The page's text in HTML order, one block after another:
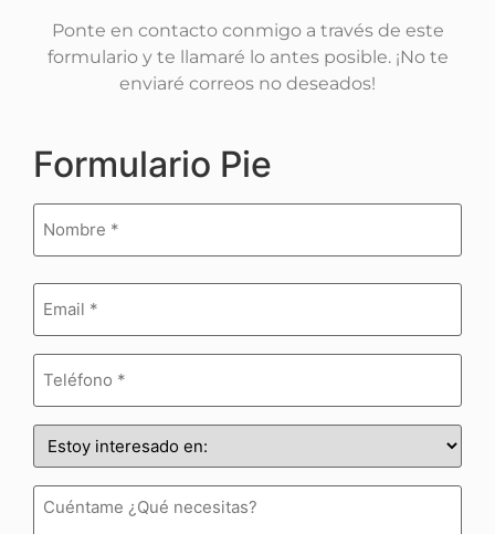
Ponte en contacto conmigo a través de este
formulario y te llamaré lo antes posible. ¡No te
enviaré correos no deseados!
Formulario Pie
Email
(Obligatorio)
Teléfono
(Obligatorio)
Estoy
interesado
en:
(Obligatorio)
Cuéntame
¿Qué